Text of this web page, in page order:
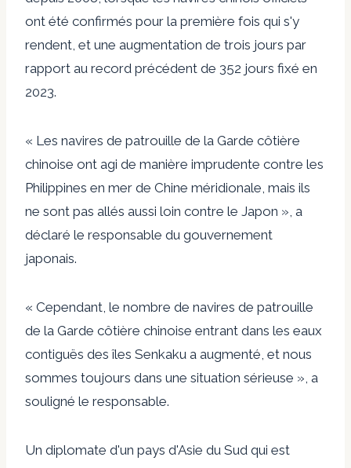
ont été confirmés pour la première fois qui s'y
rendent, et une augmentation de trois jours par
rapport au record précédent de 352 jours fixé en
2023.
« Les navires de patrouille de la Garde côtière
chinoise ont agi de manière imprudente contre les
Philippines en mer de Chine méridionale, mais ils
ne sont pas allés aussi loin contre le Japon », a
déclaré le responsable du gouvernement
japonais.
« Cependant, le nombre de navires de patrouille
de la Garde côtière chinoise entrant dans les eaux
contiguës des îles Senkaku a augmenté, et nous
sommes toujours dans une situation sérieuse », a
souligné le responsable.
Un diplomate d'un pays d'Asie du Sud qui est